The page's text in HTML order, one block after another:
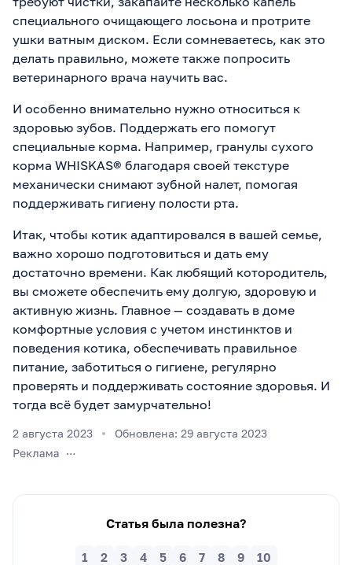
специального очищающего лосьона и протрите
ушки ватным диском. Если сомневаетесь, как это
делать правильно, можете также попросить
ветеринарного врача научить вас.
И особенно внимательно нужно относиться к
здоровью зубов. Поддержать его помогут
специальные корма. Например, гранулы сухого
корма WHISKAS® благодаря своей текстуре
механически снимают зубной налет, помогая
поддерживать гигиену полости рта.
Итак, чтобы котик адаптировался в вашей семье,
важно хорошо подготовиться и дать ему
достаточно времени. Как любящий котородитель,
вы сможете обеспечить ему долгую, здоровую и
активную жизнь. Главное — создавать в доме
комфортные условия с учетом инстинктов и
поведения котика, обеспечивать правильное
питание, заботиться о гигиене, регулярно
проверять и поддерживать состояние здоровья. И
тогда всё будет замурчательно!
2 августа 2023 Обновлена: 29 августа 2023
Статья была полезна?
10
9
8
7
6
5
4
3
2
1